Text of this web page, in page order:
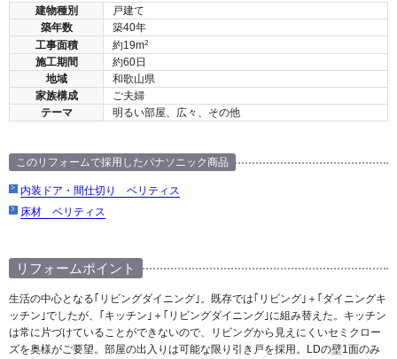
建物種別
戸建て
築年数
築40年
工事面積
約19m2
施工期間
約60日
地域
和歌山県
家族構成
ご夫婦
テーマ
明るい部屋、広々、その他
このリフォームで採用したパナソニック商品
内装ドア・間仕切り ベリティス
床材 ベリティス
リフォームポイント
生活の中心となる｢リビングダイニング｣。既存では｢リビング｣＋｢ダイニングキ
ッチン｣でしたが、｢キッチン｣＋｢リビングダイニング｣に組み替えた。キッチン
は常に片づけていることができないので、リビングから見えにくいセミクロー
ズを奥様がご要望。部屋の出入りは可能な限り引き戸を採用。LDの壁1面のみ